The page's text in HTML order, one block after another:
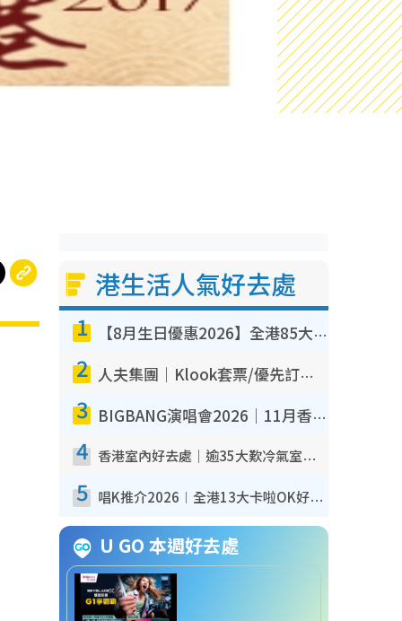
港生活人氣好去處
1 【8月生日優惠2026】全港85大食買玩著數攻略 自助餐/火鍋放題同行免費＋誠品/DONKI送現金券
2 人夫集團｜Klook套票/優先訂票/公開發售搶飛攻略！附票價.購票連結.場地座位表
3 BIGBANG演唱會2026｜11月香港啟德開3場！實名制VIP申請、優先購票攻略
4 香港室內好去處｜逾35大歎冷氣室內好去處推介 室內活動免費避雨無懼落雨
5 唱K推介2026︱全港13大卡啦OK好去處！最平$36起 日文K都有！(附地址+收費詳情)
U GO 本週好去處